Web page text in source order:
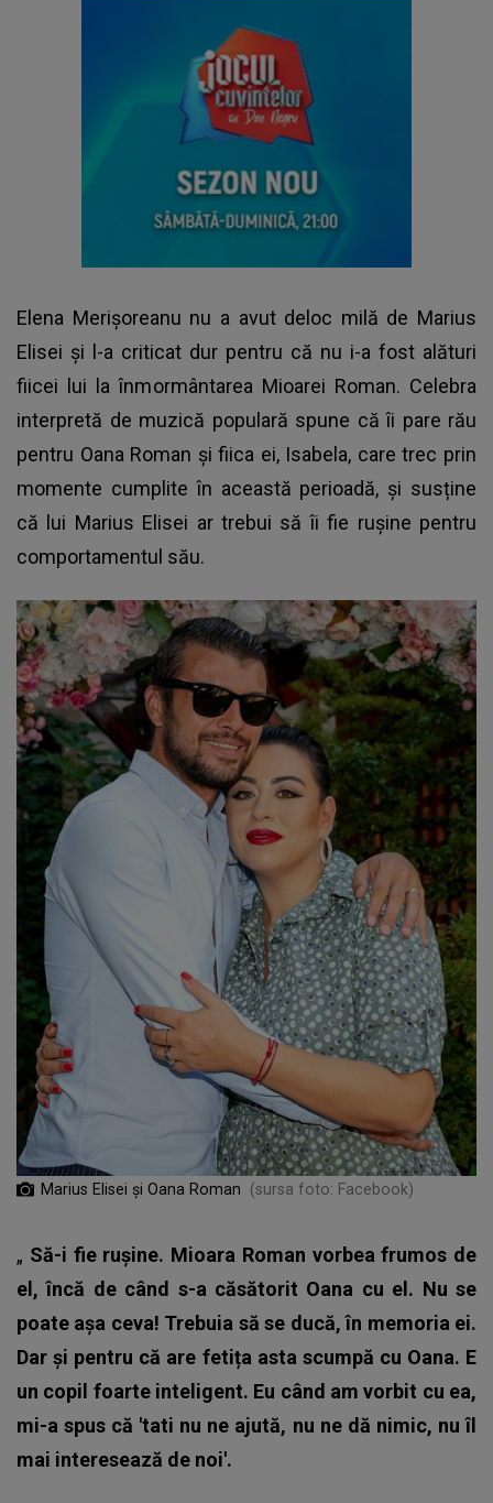
Elena Merișoreanu nu a avut deloc milă de Marius
Elisei și l-a criticat dur pentru că nu i-a fost alături
fiicei lui la înmormântarea Mioarei Roman. Celebra
interpretă de muzică populară spune că îi pare rău
pentru Oana Roman și fiica ei, Isabela, care trec prin
momente cumplite în această perioadă, și susține
că lui Marius Elisei ar trebui să îi fie rușine pentru
comportamentul său.
Marius Elisei și Oana Roman (sursa foto: Facebook)
„ Să-i fie rușine. Mioara Roman vorbea frumos de
el, încă de când s-a căsătorit Oana cu el. Nu se
poate așa ceva! Trebuia să se ducă, în memoria ei.
Dar și pentru că are fetița asta scumpă cu Oana. E
un copil foarte inteligent. Eu când am vorbit cu ea,
mi-a spus că 'tati nu ne ajută, nu ne dă nimic, nu îl
mai interesează de noi'.